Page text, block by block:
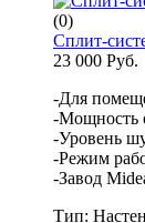
(0)
Сплит-
23 000 Руб.
-Для
-Мощность
-Уровень
-Режим
-Завод
Тип: